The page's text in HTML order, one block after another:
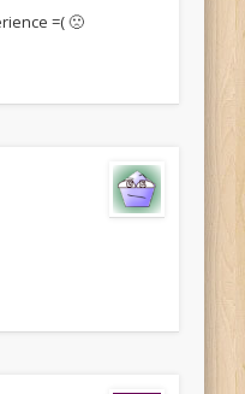
=( 🙁